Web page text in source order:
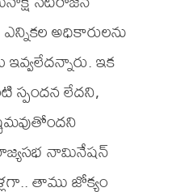
అధికారులను
ఇవ్వలేదన్నారు. ఇక
స్పందన లేదని,
నామినేషన్
తాము జోక్యం